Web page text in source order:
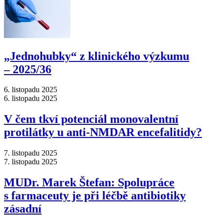
„Jednohubky“ z klinického výzkumu
–⁠ 2025/36
6. listopadu 2025
6. listopadu 2025
V čem tkví potenciál monovalentní
protilátky u anti-NMDAR encefalitidy?
7. listopadu 2025
7. listopadu 2025
MUDr. Marek Štefan: Spolupráce
s farmaceuty je při léčbě antibiotiky
zásadní